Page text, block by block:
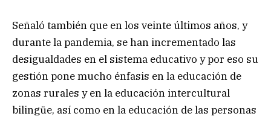
Señaló también que en los veinte últimos años, y
durante la pandemia, se han incrementado las
desigualdades en el sistema educativo y por eso su
gestión pone mucho énfasis en la educación de
zonas rurales y en la educación intercultural
bilingüe, así como en la educación de las personas